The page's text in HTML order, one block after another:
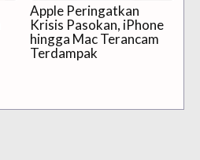
Apple Peringatkan
Krisis Pasokan, iPhone
hingga Mac Terancam
Terdampak